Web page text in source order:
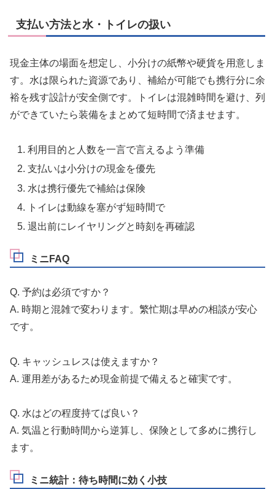
支払い方法と水・トイレの扱い
現金主体の場面を想定し、小分けの紙幣や硬貨を用意しま
す。水は限られた資源であり、補給が可能でも携行分に余
裕を残す設計が安全側です。トイレは混雑時間を避け、列
ができていたら装備をまとめて短時間で済ませます。
利用目的と人数を一言で言えるよう準備
支払いは小分けの現金を優先
水は携行優先で補給は保険
トイレは動線を塞がず短時間で
退出前にレイヤリングと時刻を再確認
ミニFAQ
Q. 予約は必須ですか？
A. 時期と混雑で変わります。繁忙期は早めの相談が安心
です。
Q. キャッシュレスは使えますか？
A. 運用差があるため現金前提で備えると確実です。
Q. 水はどの程度持てば良い？
A. 気温と行動時間から逆算し、保険として多めに携行し
ます。
ミニ統計：待ち時間に効く小技